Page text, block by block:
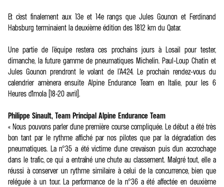
Et c’est finalement aux 13e et 14e rangs que Jules Gounon et Ferdinand
Habsburg terminaient la deuxième édition des 1812 km du Qatar.
Une partie de l’équipe restera ces prochains jours à Losail pour tester,
dimanche, la future gamme de pneumatiques Michelin. Paul-Loup Chatin et
Jules Gounon prendront le volant de l’A424. Le prochain rendez-vous du
calendrier amènera ensuite Alpine Endurance Team en Italie, pour les 6
Heures d’Imola (18-20 avril).
Philippe Sinault, Team Principal Alpine Endurance Team
« Nous pouvons parler d'une première course compliquée. Le début a été très
bon tant par le rythme affiché par nos pilotes que par la dégradation des
pneumatiques. La n°35 a été victime d'une crevaison puis d'un accrochage
dans le trafic, ce qui a entraîné une chute au classement. Malgré tout, elle a
réussi à conserver un rythme similaire à celui de la concurrence, bien que
reléguée à un tour. La performance de la n°36 a été affectée en deuxième